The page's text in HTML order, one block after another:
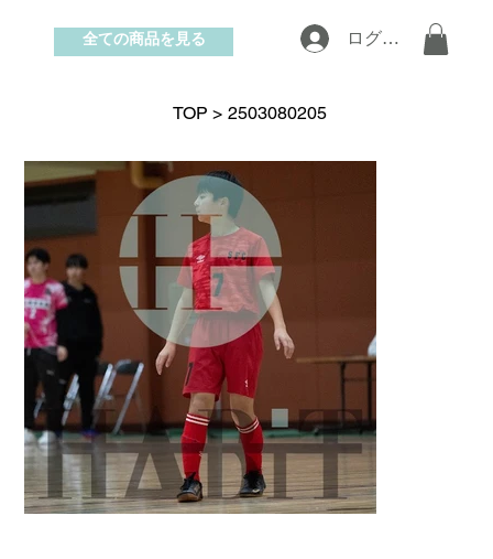
お問い合わせ
ログイン
全ての商品を見る
TOP > 2503080205